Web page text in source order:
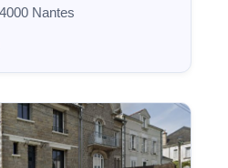
Nantes